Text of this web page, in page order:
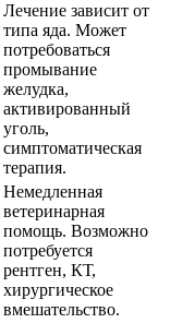
Лечение зависит от
типа яда. Может
потребоваться
промывание
желудка,
активированный
уголь,
симптоматическая
терапия.
Немедленная
ветеринарная
помощь. Возможно
потребуется
рентген, КТ,
хирургическое
вмешательство.